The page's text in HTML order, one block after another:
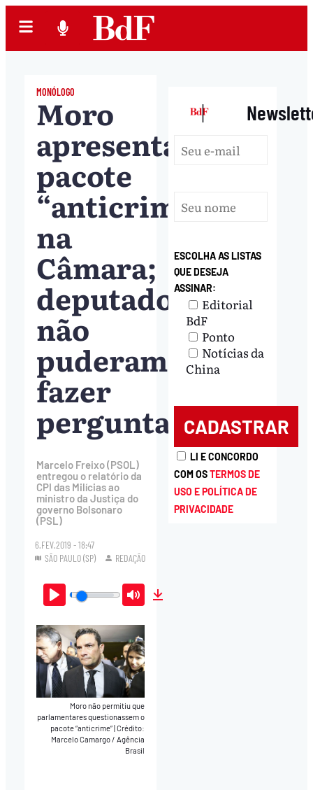
MONÓLOGO
Moro
apresenta
pacote
“anticrime”
na
Câmara;
deputados
não
puderam
fazer
perguntas
Marcelo Freixo (PSOL)
entregou o relatório da
CPI das Milícias ao
ministro da Justiça do
governo Bolsonaro
(PSL)
6.FEV.2019 - 18:47
SÃO PAULO (SP)
REDAÇÃO
Play Mute
Moro não permitiu que
parlamentares questionassem o
pacote “anticrime”|Crédito:
Marcelo Camargo / Agência
Brasil
|
ESCOLHA AS LISTAS
QUE DESEJA
ASSINAR:
Editorial
BdF
Ponto
Notícias da
China
LI E CONCORDO
COM OSTERMOS DE
USO E POLÍTICA DE
PRIVACIDADE